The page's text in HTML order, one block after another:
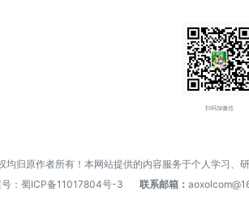
扫码加微信
归原作者所有！本网站提供的内容服务于个人学习、
： 蜀ICP备11017804号-3 联系邮箱：